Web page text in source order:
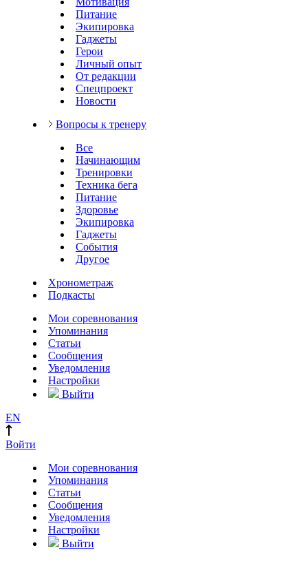
Питание
Экипировка
Гаджеты
Герои
Личный опыт
От редакции
Спецпроект
Новости
Вопросы к тренеру
Все
Начинающим
Тренировки
Техника бега
Питание
Здоровье
Экипировка
Гаджеты
События
Другое
Хронометраж
Подкасты
Мои соревнования
Упоминания
Статьи
Сообщения
Уведомления
Настройки
Выйти
EN
Войти
Мои соревнования
Упоминания
Статьи
Сообщения
Уведомления
Настройки
Выйти